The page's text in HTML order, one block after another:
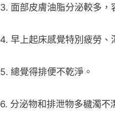
3. 面部皮膚油脂分泌較多，
4. 早上起床感覺特別疲勞、
5. 總覺得排便不乾淨。
6. 分泌物和排泄物多穢濁不